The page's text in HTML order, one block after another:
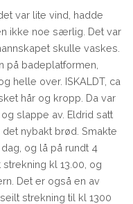
var lite vind, hadde
ikke noe særlig. Det var
skulle vaskes.
på badeplatformen,
helle over. ISKALDT, ca
hår og kropp. Da var
slappe av. Eldrid satt
nybakt brød. Smakte
og lå på rundt 4
kl 13.00, og
Det er også en av
strekning til kl 1300